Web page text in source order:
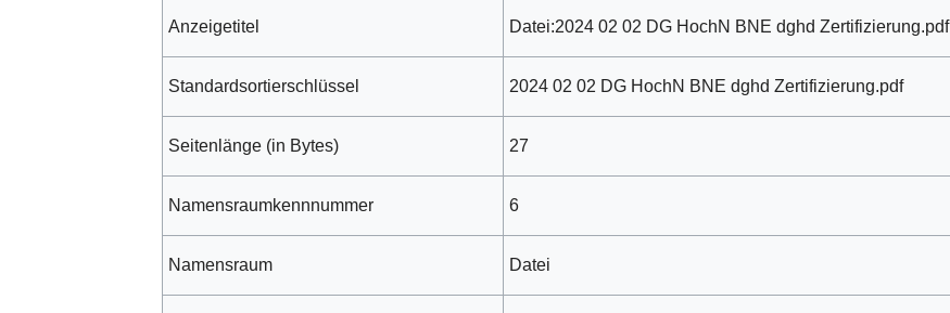
Anzeigetitel Datei:2024 02 02 DG HochN BNE dghd Zertifizierung.pdf
Standardsortierschlüssel 2024 02 02 DG HochN BNE dghd Zertifizierung.pdf
Seitenlänge (in Bytes) 27
Namensraumkennnummer 6
Namensraum Datei